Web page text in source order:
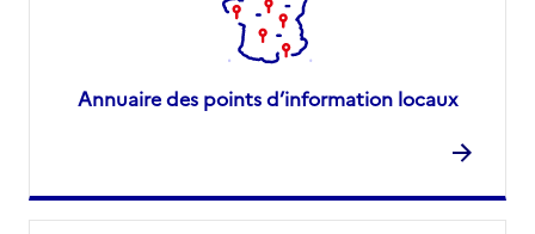
Annuaire des points d’information locaux